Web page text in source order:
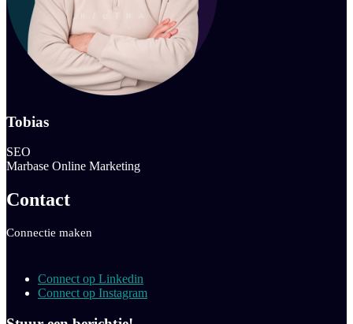
Tobias
SEO
Marbase Online Marketing
Contact
Connectie maken
Connect op Linkedin
Connect op Instagram